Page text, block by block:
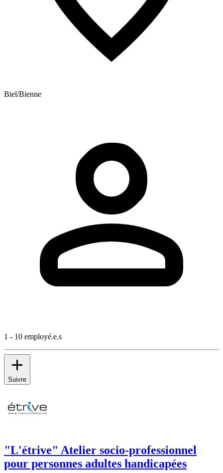
Biel/Bienne
1 - 10 employé.e.s
Suivre
"L'étrive" Atelier socio-professionnel
pour personnes adultes handicapées